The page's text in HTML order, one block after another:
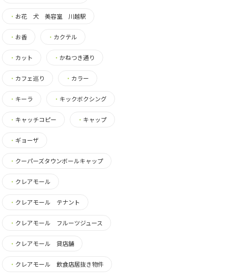
・ お花 犬 美容室 川越駅
・ お香 ・ カクテル
・ カット ・ かねつき通り
・ カフェ巡り ・ カラー
・ キーラ ・ キックボクシング
・ キャッチコピー ・ キャップ
・ ギョーザ
・ クーパーズタウンボールキャップ
・ クレアモール
・ クレアモール テナント
・ クレアモール フルーツジュース
・ クレアモール 貸店舗
・ クレアモール 飲食店居抜き物件